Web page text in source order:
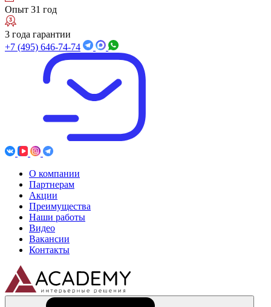
Опыт 31 год
3 года гарантии
+7 (495) 646-74-74
О компании
Партнерам
Акции
Преимущества
Наши работы
Видео
Вакансии
Контакты